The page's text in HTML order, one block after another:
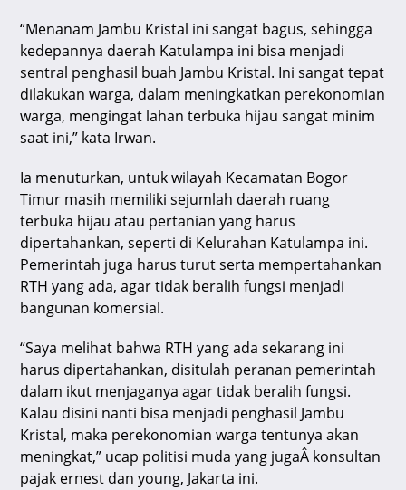
“Menanam Jambu Kristal ini sangat bagus, sehingga
kedepannya daerah Katulampa ini bisa menjadi
sentral penghasil buah Jambu Kristal. Ini sangat tepat
dilakukan warga, dalam meningkatkan perekonomian
warga, mengingat lahan terbuka hijau sangat minim
saat ini,” kata Irwan.
Ia menuturkan, untuk wilayah Kecamatan Bogor
Timur masih memiliki sejumlah daerah ruang
terbuka hijau atau pertanian yang harus
dipertahankan, seperti di Kelurahan Katulampa ini.
Pemerintah juga harus turut serta mempertahankan
RTH yang ada, agar tidak beralih fungsi menjadi
bangunan komersial.
“Saya melihat bahwa RTH yang ada sekarang ini
harus dipertahankan, disitulah peranan pemerintah
dalam ikut menjaganya agar tidak beralih fungsi.
Kalau disini nanti bisa menjadi penghasil Jambu
Kristal, maka perekonomian warga tentunya akan
meningkat,” ucap politisi muda yang jugaÂ konsultan
pajak ernest dan young, Jakarta ini.